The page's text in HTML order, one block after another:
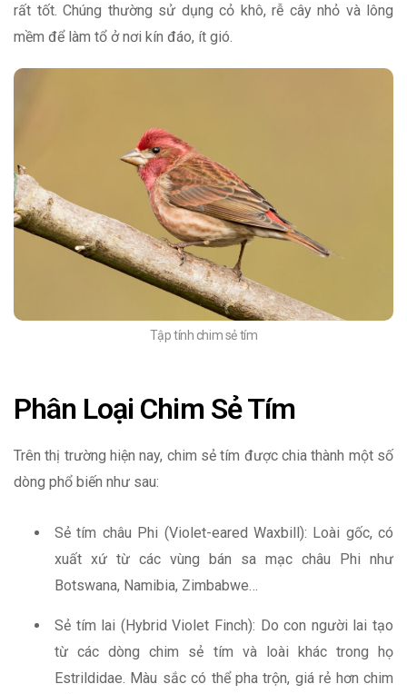
rất tốt. Chúng thường sử dụng cỏ khô, rễ cây nhỏ và lông
mềm để làm tổ ở nơi kín đáo, ít gió.
Tập tính chim sẻ tím
Phân Loại Chim Sẻ Tím
Trên thị trường hiện nay, chim sẻ tím được chia thành một số
dòng phổ biến như sau:
Sẻ tím châu Phi (Violet-eared Waxbill): Loài gốc, có
xuất xứ từ các vùng bán sa mạc châu Phi như
Botswana, Namibia, Zimbabwe…
Sẻ tím lai (Hybrid Violet Finch): Do con người lai tạo
từ các dòng chim sẻ tím và loài khác trong họ
Estrildidae. Màu sắc có thể pha trộn, giá rẻ hơn chim